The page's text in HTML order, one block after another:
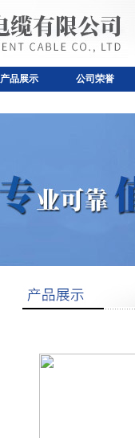
产品展示 公司荣誉